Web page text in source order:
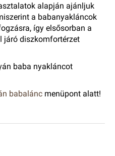
alapján ajánljuk
a babanyakláncok
így elsősorban a
járó diszkomfortérzet
baba nyakláncot
babalánc menüpont alatt!